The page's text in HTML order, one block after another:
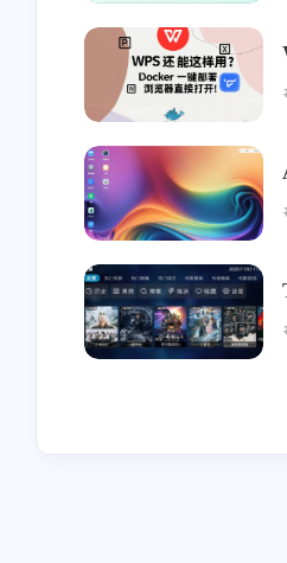
stonewu
<p>我手机从来不用云相
册，云端只保存手机设置
类全都在家里nas上。
Android/iOS版的nas app
持相册自动备份吧（虽
1-22-2026
stonewu
<p>wow，太棒了。一般都
是找网页工具的。去我
藏夹里吃灰去吧。</p>
12-7-2025